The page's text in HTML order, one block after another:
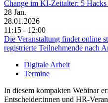
Change im KI-Zeitalter: 5
28 Jan.
28.01.2026
11:15 - 12:00
Die Veranstaltung findet online
registrierte Teilnehmende nach
Digitale Arbeit
Termine
In diesem kompakten Webinar
Entscheider:innen und HR-